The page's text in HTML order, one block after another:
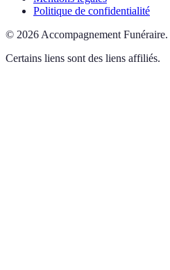
Politique de confidentialité
© 2026 Accompagnement Funéraire.
Certains liens sont des liens affiliés.